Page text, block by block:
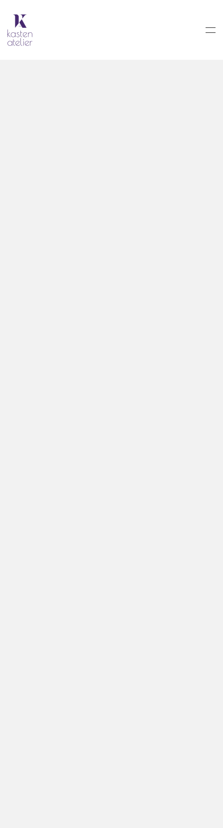
Skip to main content